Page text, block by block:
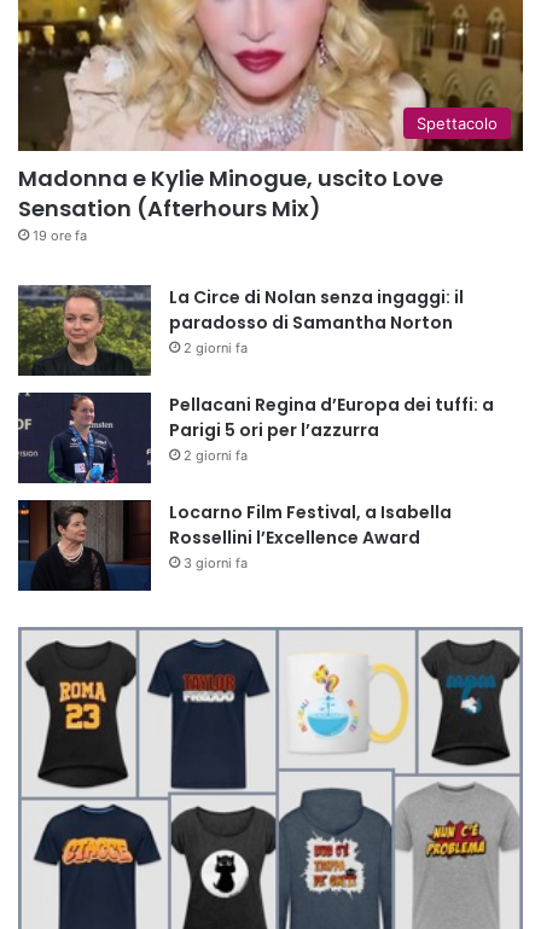
Spettacolo
Madonna e Kylie Minogue, uscito Love
Sensation (Afterhours Mix)
19 ore fa
La Circe di Nolan senza ingaggi: il
paradosso di Samantha Norton
2 giorni fa
Pellacani Regina d’Europa dei tuffi: a
Parigi 5 ori per l’azzurra
2 giorni fa
Locarno Film Festival, a Isabella
Rossellini l’Excellence Award
3 giorni fa